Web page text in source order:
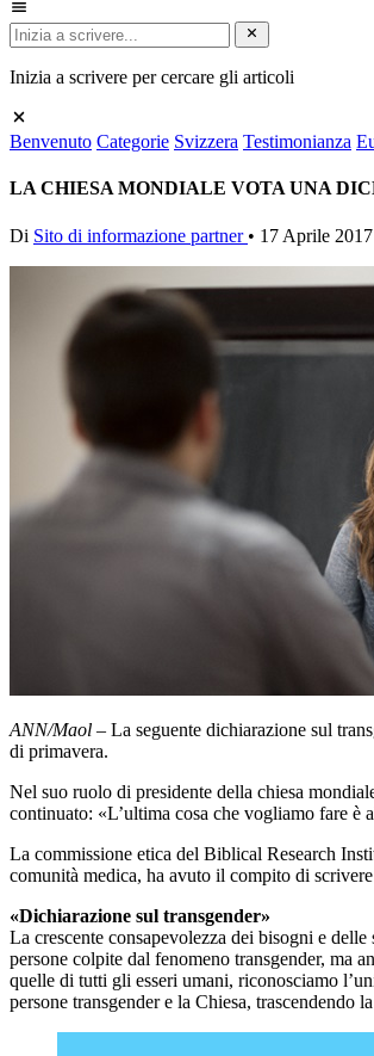
Inizia a scrivere per cercare gli articoli
Benvenuto Categorie Svizzera Testimonianza
LA CHIESA MONDIALE VOTA UNA
Di Sito di informazione partner • 17 Aprile 2017
ANN/Maol – La seguente dichiarazione sul
di primavera.
Nel suo ruolo di presidente della chiesa
continuato: «L’ultima cosa che vogliamo fare è
La commissione etica del Biblical Research
comunità medica, ha avuto il compito di
«Dichiarazione sul transgender»
La crescente consapevolezza dei bisogni e
persone colpite dal fenomeno transgender, ma
quelle di tutti gli esseri umani, riconosciamo
persone transgender e la Chiesa, trascendendo